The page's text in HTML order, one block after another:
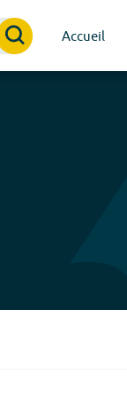
Accueil